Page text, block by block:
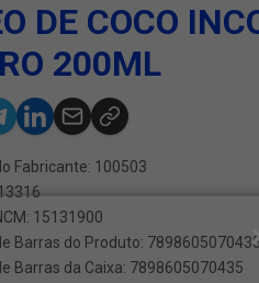
DE COCO
200ML
Fabricante: 100503
15131900
Barras do Produto: 7898605070435
Barras da Caixa: 7898605070435